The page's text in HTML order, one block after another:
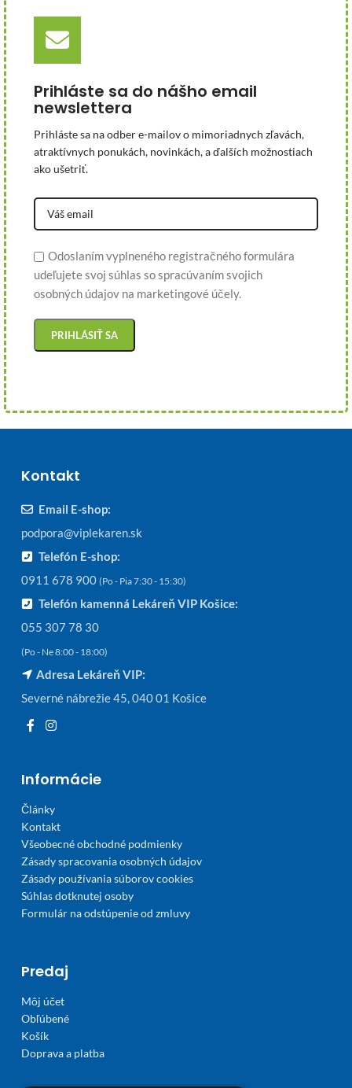
Prihláste sa do nášho email
newslettera
Prihláste sa na odber e-mailov o mimoriadnych zľavách,
atraktívnych ponukách, novinkách, a ďalších možnostiach
ako ušetriť.
Odoslaním vyplneného registračného formulára
udeľujete svoj súhlas so spracúvaním svojich
osobných údajov na marketingové účely.
Kontakt
Email E-shop:
podpora@viplekaren.sk
Telefón E-shop:
0911 678 900 (Po - Pia 7:30 - 15:30)
Telefón kamenná Lekáreň VIP Košice:
055 307 78 30
(Po - Ne 8:00 - 18:00)
Adresa Lekáreň VIP:
Severné nábrežie 45, 040 01 Košice
Informácie
Články
Kontakt
Všeobecné obchodné podmienky
Zásady spracovania osobných údajov
Zásady používania súborov cookies
Súhlas dotknutej osoby
Formulár na odstúpenie od zmluvy
Predaj
Môj účet
Obľúbené
Košík
Doprava a platba